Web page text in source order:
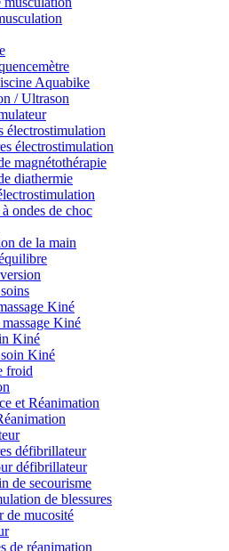
Aquabike
/ Ultrason
électrostimulation
électrostimulation
magnétothérapie
diathermie
ondes de choc
de la main
Kiné
Kiné
Kiné
Kiné
froid
et Réanimation
défibrillateur
défibrillateur
de secourisme
de blessures
de mucosité
de réanimation